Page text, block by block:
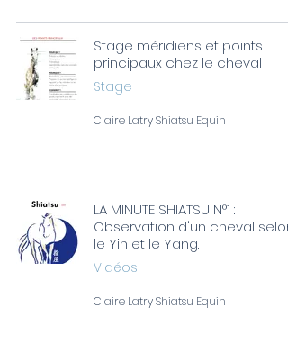
Stage méridiens et points
principaux chez le cheval
Stage
Claire Latry Shiatsu Equin
LA MINUTE SHIATSU N°1 :
Observation d'un cheval selon
le Yin et le Yang.
Vidéos
Claire Latry Shiatsu Equin